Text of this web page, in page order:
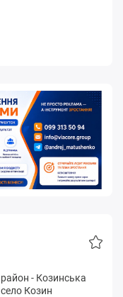
- Кoзинськa
село Козин